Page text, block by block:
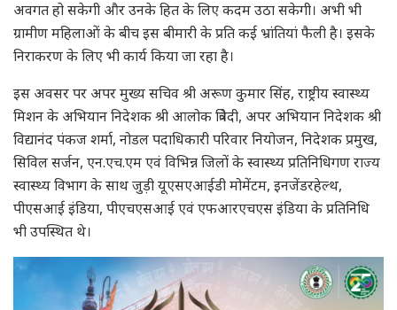
अवगत हो सकेगी और उनके हित के लिए कदम उठा सकेगी। अभी भी
ग्रामीण महिलाओं के बीच इस बीमारी के प्रति कई भ्रांतियां फैली है। इसके
निराकरण के लिए भी कार्य किया जा रहा है।
इस अवसर पर अपर मुख्य सचिव श्री अरूण कुमार सिंह, राष्ट्रीय स्वास्थ्य
मिशन के अभियान निदेशक श्री आलोक त्रिवेदी, अपर अभियान निदेशक श्री
विद्यानंद पंकज शर्मा, नोडल पदाधिकारी परिवार नियोजन, निदेशक प्रमुख,
सिविल सर्जन, एन.एच.एम एवं विभिन्न जिलों के स्वास्थ्य प्रतिनिधिगण राज्य
स्वास्थ्य विभाग के साथ जुड़ी यूएसएआईडी मोमेंटम, इनजेंडरहेल्थ,
पीएसआई इंडिया, पीएचएसआई एवं एफआरएचएस इंडिया के प्रतिनिधि
भी उपस्थित थे।